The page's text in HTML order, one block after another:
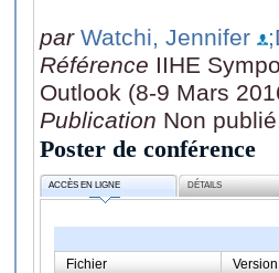
par Watchi, Jennifer
Référence IIHE
Outlook (8-9 Mars
Publication Non
Poster de conférence
ACCÈS EN LIGNE DÉTAILS
Fichier Version